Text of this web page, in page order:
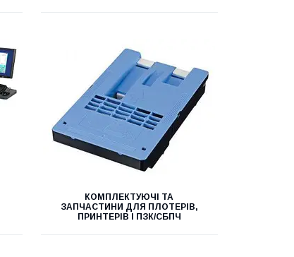
КОМПЛЕКТУЮЧІ ТА
ЗАПЧАСТИНИ ДЛЯ ПЛОТЕРІВ,
ПРИНТЕРІВ І ПЗК/СБПЧ